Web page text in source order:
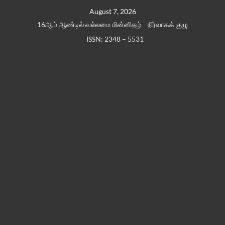
August 7, 2026
16ஆம் ஆண்டில் வல்லமை மின்னிதழ்
நிர்வாகக் குழு
ISSN: 2348 – 5531